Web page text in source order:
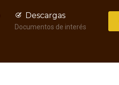
Descargas
Documentos de interés